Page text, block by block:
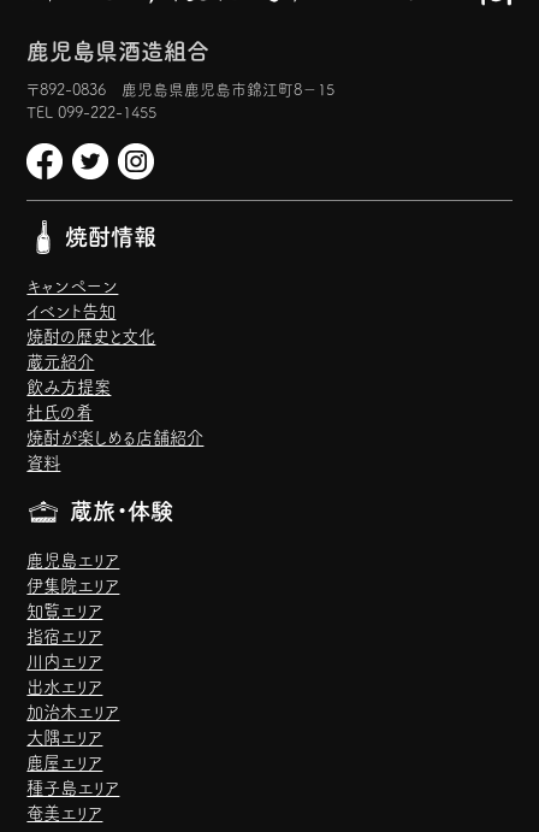
鹿児島県酒造組合
〒892-0836 鹿児島県鹿児島市錦江町8−15
TEL 099-222-1455
焼酎情報
キャンペーン
イベント告知
焼酎の歴史と文化
蔵元紹介
飲み方提案
杜氏の肴
焼酎が楽しめる店舗紹介
資料
蔵旅・体験
鹿児島エリア
伊集院エリア
知覧エリア
指宿エリア
川内エリア
出水エリア
加治木エリア
大隅エリア
鹿屋エリア
種子島エリア
奄美エリア